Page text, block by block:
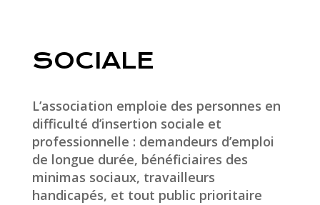
SOCIALE
L’association emploie des personnes en
difficulté d’insertion sociale et
professionnelle : demandeurs d’emploi
de longue durée, bénéficiaires des
minimas sociaux, travailleurs
handicapés, et tout public prioritaire